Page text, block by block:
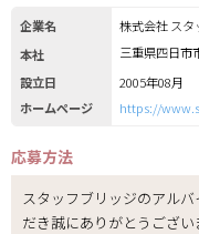
企業名
株式会社 ス
本社
三重県四日市
設立日
2005年08月
ホームページ
https://
応募方法
スタッフブリッジのアル
だき誠にありがとうござい